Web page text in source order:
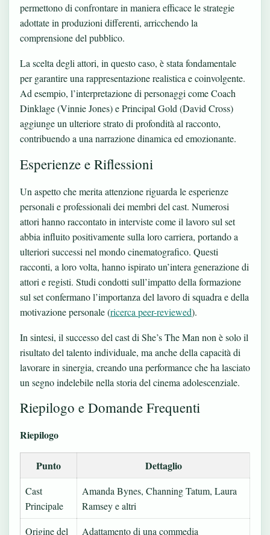
permettono di confrontare in maniera efficace le strategie
adottate in produzioni differenti, arricchendo la
comprensione del pubblico.
La scelta degli attori, in questo caso, è stata fondamentale
per garantire una rappresentazione realistica e coinvolgente.
Ad esempio, l’interpretazione di personaggi come Coach
Dinklage (Vinnie Jones) e Principal Gold (David Cross)
aggiunge un ulteriore strato di profondità al racconto,
contribuendo a una narrazione dinamica ed emozionante.
Esperienze e Riflessioni
Un aspetto che merita attenzione riguarda le esperienze
personali e professionali dei membri del cast. Numerosi
attori hanno raccontato in interviste come il lavoro sul set
abbia influito positivamente sulla loro carriera, portando a
ulteriori successi nel mondo cinematografico. Questi
racconti, a loro volta, hanno ispirato un’intera generazione di
attori e registi. Studi condotti sull’impatto della formazione
sul set confermano l’importanza del lavoro di squadra e della
motivazione personale (ricerca peer-reviewed).
In sintesi, il successo del cast di She’s The Man non è solo il
risultato del talento individuale, ma anche della capacità di
lavorare in sinergia, creando una performance che ha lasciato
un segno indelebile nella storia del cinema adolescenziale.
Riepilogo e Domande Frequenti
Riepilogo
Punto Dettaglio
Cast
Principale
Amanda Bynes, Channing Tatum, Laura
Ramsey e altri
Origine del
Adattamento di una commedia